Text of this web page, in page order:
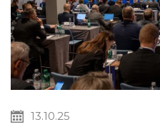
13.10.25